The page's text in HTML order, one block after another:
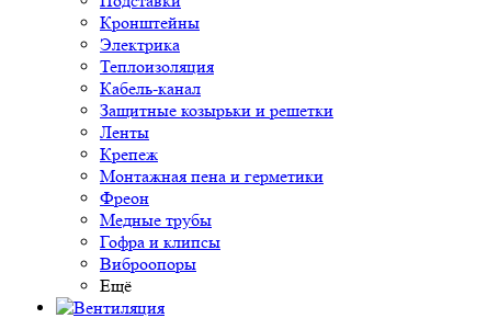
Кронштейны
Электрика
Теплоизоляция
Кабель-канал
Защитные козырьки и решетки
Ленты
Крепеж
Монтажная пена и герметики
Фреон
Медные трубы
Гофра и клипсы
Виброопоры
Ещё